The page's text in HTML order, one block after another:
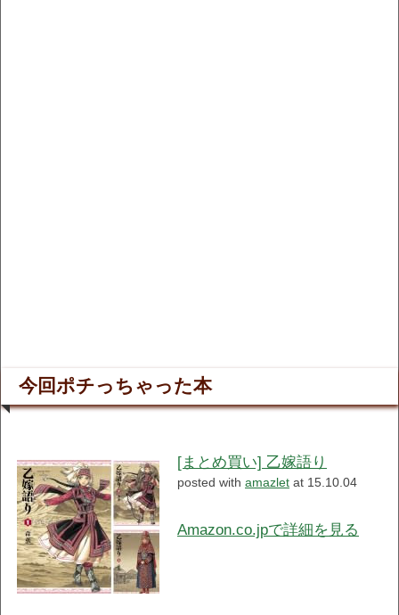
今回ポチっちゃった本
[まとめ買い] 乙嫁語り
posted with amazlet at 15.10.04
Amazon.co.jpで詳細を見る